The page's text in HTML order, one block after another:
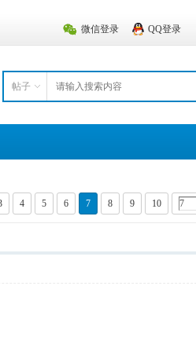
微信登录 QQ登录
帖子
4 5 6 7 8 9 10